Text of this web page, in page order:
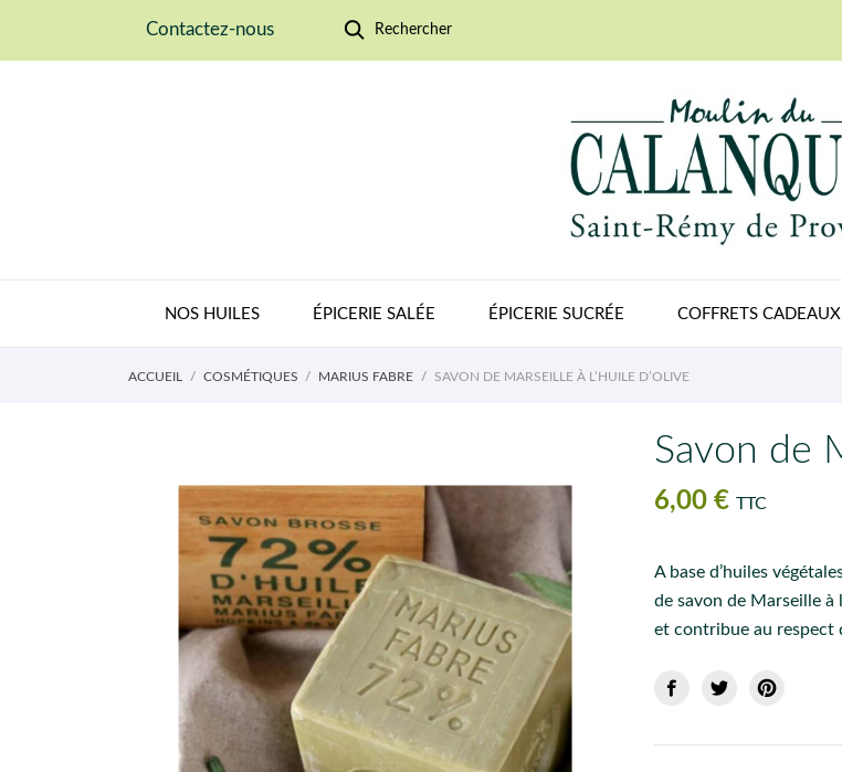
Contactez-nous Rechercher
NOS HUILES ÉPICERIE SALÉE ÉPICERIE SUCRÉE COFFRETS CADEAUX
ACCUEIL COSMÉTIQUES MARIUS FABRE SAVON DE MARSEILLE À L’HUILE D’OLIVE
Savon de
6,00 € TTC
A base d’huiles
de savon de Marseille à
et contribue au respect